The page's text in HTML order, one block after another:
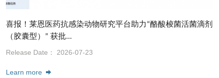
喜报！莱恩医药抗感染动物研究平台助力“酪酸梭菌活菌滴剂
（胶囊型）” 获批...
Release Date： 2026-07-23
Learn more